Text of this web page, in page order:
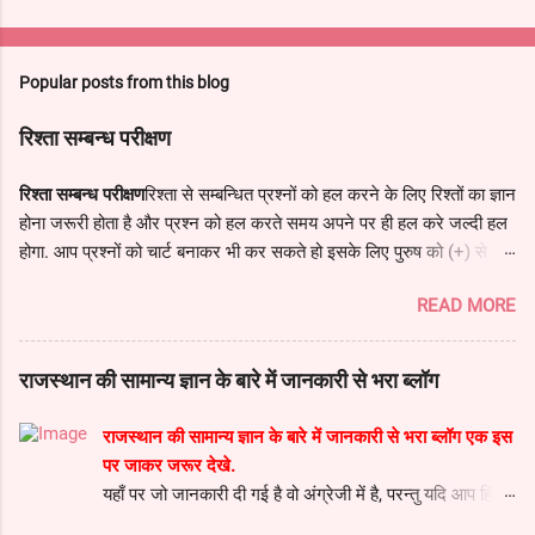
Popular posts from this blog
रिश्ता सम्बन्ध परीक्षण
रिश्ता सम्बन्ध परीक्षणरिश्ता से सम्बन्धित प्रश्नों को हल करने के लिए रिश्तों का ज्ञान
होना जरूरी होता है और प्रश्न को हल करते समय अपने पर ही हल करे जल्दी हल
होगा. आप प्रश्नों को चार्ट बनाकर भी कर सकते हो इसके लिए पुरुष को (+) से और
दादी का पुत्र – पिता माँ के माता/पिता – नाना/नानी पिता का छोटा भाई – चाचा
पिता का बड़ा भाई – ताऊ पिता के छोटे भाई की पत्नी – चाची पिता के बड़े भाई की
पत्नी – ताई माँ का भाई – मामा मामा की पत्नी – मामी पिता की बहन – बुआ पुत्र
की पत्नी – बहू माता की बहन – मौसी माँ की बहिन का पति – मौसा दादा/दादी की
इकलौती बहू – माँ माता-पिता का बेटा – भाई माता-पिता की बेटी – बहन बेटी का पति
– दामाद बेटी के पति के पिता/माता – समधी/समधिन भाई का पुत्र – भतीजा भाई
की पुत्री – भतीजी पति की बहन – ननद पत्नी की बहन – साली बहिन का पुत्र/
पुत्री – भांजा/भांजी पति का छोटा भाई – देवर पति का बड़ा भाई – जेठ पति/पत्नी
READ MORE
राजस्थान की सामान्य ज्ञान के बारे में जानकारी से भरा ब्लॉग
राजस्थान की सामान्य ज्ञान के बारे में जानकारी से भरा ब्लॉग एक इस
पर जाकर जरूर देखे.
यहाँ पर जो जानकारी दी गई है वो अंग्रेजी में है, परन्तु यदि आप हिंदी